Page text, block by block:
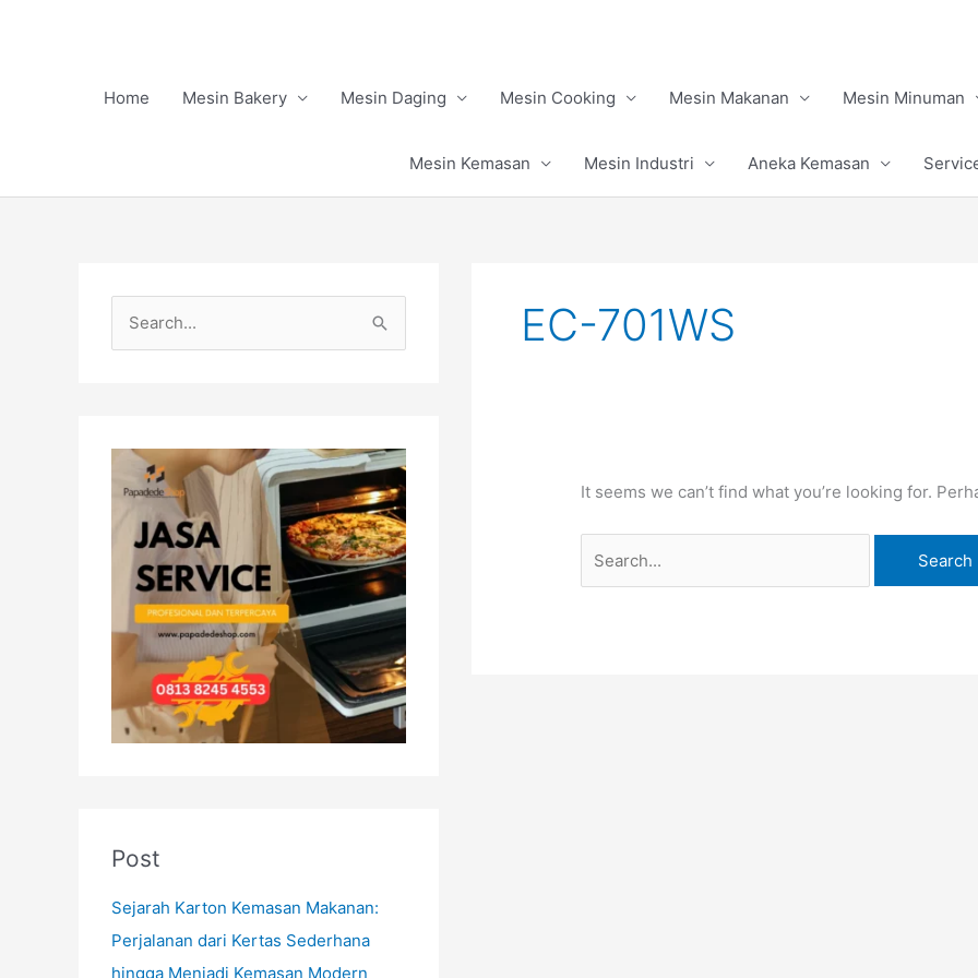
Home
Mesin Bakery Mesin Daging Mesin Cooking Mesin Makanan Mesin Minuman
Mesin Kemasan Mesin Industri Aneka Kemasan
Post
Sejarah Karton Kemasan Makanan:
Perjalanan dari Kertas Sederhana
hingga Menjadi Kemasan Modern
EC-701WS
It seems we can’t find what you’re looking for.